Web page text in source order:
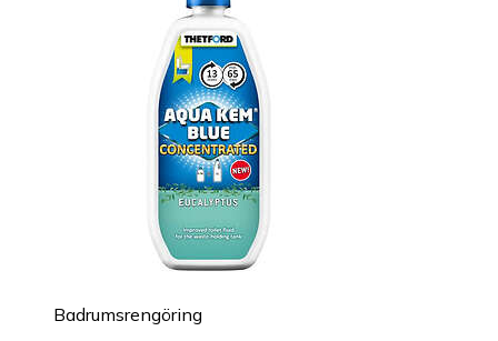
Badrumsrengöring